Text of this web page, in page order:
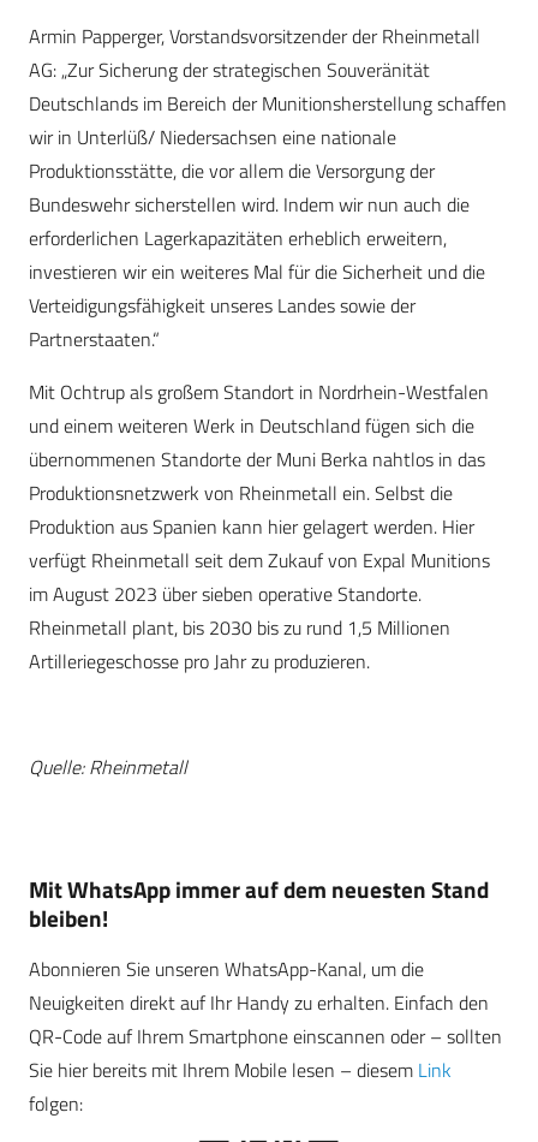
Armin Papperger, Vorstandsvorsitzender der Rheinmetall
AG: „Zur Sicherung der strategischen Souveränität
Deutschlands im Bereich der Munitionsherstellung schaffen
wir in Unterlüß/ Niedersachsen eine nationale
Produktionsstätte, die vor allem die Versorgung der
Bundeswehr sicherstellen wird. Indem wir nun auch die
erforderlichen Lagerkapazitäten erheblich erweitern,
investieren wir ein weiteres Mal für die Sicherheit und die
Verteidigungsfähigkeit unseres Landes sowie der
Partnerstaaten.“
Mit Ochtrup als großem Standort in Nordrhein-Westfalen
und einem weiteren Werk in Deutschland fügen sich die
übernommenen Standorte der Muni Berka nahtlos in das
Produktionsnetzwerk von Rheinmetall ein. Selbst die
Produktion aus Spanien kann hier gelagert werden. Hier
verfügt Rheinmetall seit dem Zukauf von Expal Munitions
im August 2023 über sieben operative Standorte.
Rheinmetall plant, bis 2030 bis zu rund 1,5 Millionen
Artilleriegeschosse pro Jahr zu produzieren.
Quelle: Rheinmetall
Mit WhatsApp immer auf dem neuesten Stand
bleiben!
Abonnieren Sie unseren WhatsApp-Kanal, um die
Neuigkeiten direkt auf Ihr Handy zu erhalten. Einfach den
QR-Code auf Ihrem Smartphone einscannen oder – sollten
Sie hier bereits mit Ihrem Mobile lesen – diesem Link
folgen: